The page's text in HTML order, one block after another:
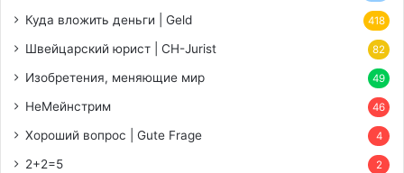
Куда вложить деньги | Geld 418
Швейцарский юрист | CH-Jurist 82
Изобретения, меняющие мир 49
НеМейнстрим 46
Хороший вопрос | Gute Frage 4
2+2=5 2